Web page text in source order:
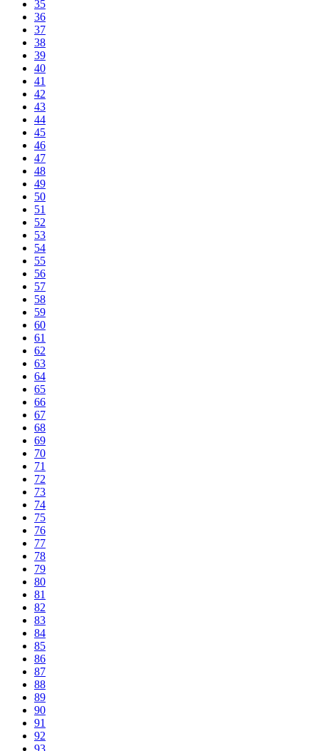
35
36
37
38
39
40
41
42
43
44
45
46
47
48
49
50
51
52
53
54
55
56
57
58
59
60
61
62
63
64
65
66
67
68
69
70
71
72
73
74
75
76
77
78
79
80
81
82
83
84
85
86
87
88
89
90
91
92
93